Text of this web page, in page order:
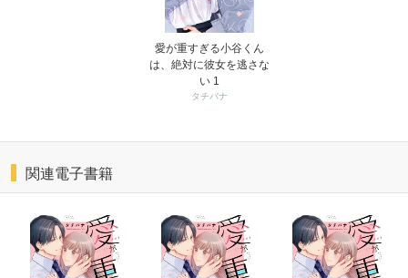
愛が重すぎる小谷くん
は、絶対に彼女を逃さな
い 1
タチバナ
関連電子書籍